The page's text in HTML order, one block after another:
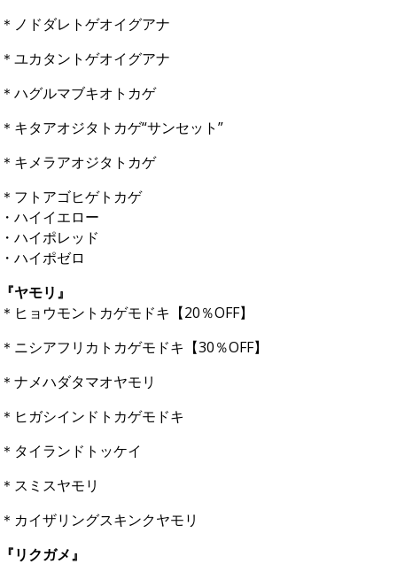
＊ノドダレトゲオイグアナ
＊ユカタントゲオイグアナ
＊ハグルマブキオトカゲ
＊キタアオジタトカゲ“サンセット”
＊キメラアオジタトカゲ
＊フトアゴヒゲトカゲ
・ハイイエロー
・ハイポレッド
・ハイポゼロ
『ヤモリ』
＊ヒョウモントカゲモドキ【20％OFF】
＊ニシアフリカトカゲモドキ【30％OFF】
＊ナメハダタマオヤモリ
＊ヒガシインドトカゲモドキ
＊タイランドトッケイ
＊スミスヤモリ
＊カイザリングスキンクヤモリ
『リクガメ』